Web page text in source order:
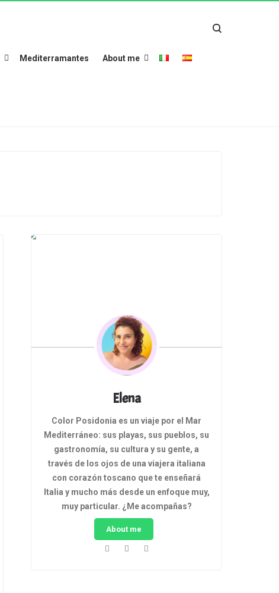
Mediterramantes About me
Elena
Color Posidonia es un viaje por el Mar
Mediterráneo: sus playas, sus pueblos, su
gastronomía, su cultura y su gente, a
través de los ojos de una viajera italiana
con corazón toscano que te enseñará
Italia y mucho más desde un enfoque muy,
muy particular. ¿Me acompañas?
About me